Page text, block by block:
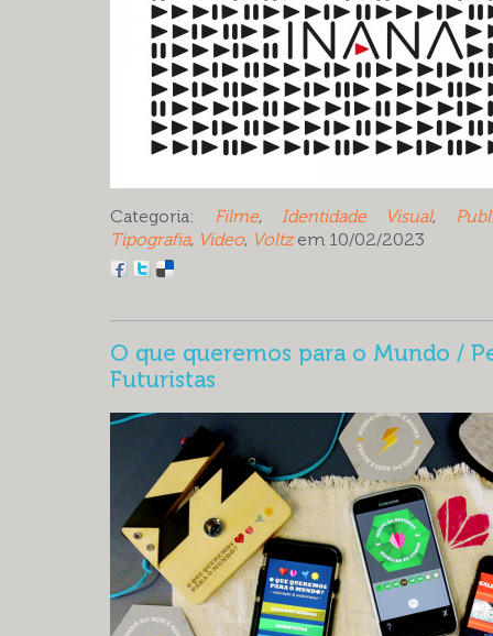
Categoria: Filme, Identidade Visual,
Tipografia, Video, Voltzem 10/02/2023
O que queremos para o Mundo /
Futuristas